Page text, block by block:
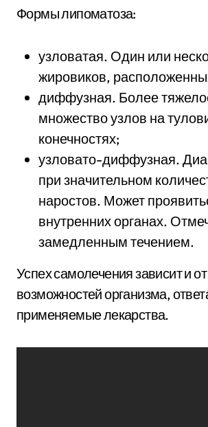
Формы липоматоза:
узловатая. Один или
жировиков,
диффузная. Более
множество узлов на
конечностях;
узловато-диффузная.
при значительном
наростов. Может
внутренних органах.
замедленным течением.
Успех самолечения зависит и от
возможностей организма,
применяемые лекарства.